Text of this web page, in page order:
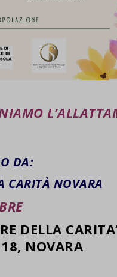
DA:
CARITÀ NOVARA
DELLA
NOVARA